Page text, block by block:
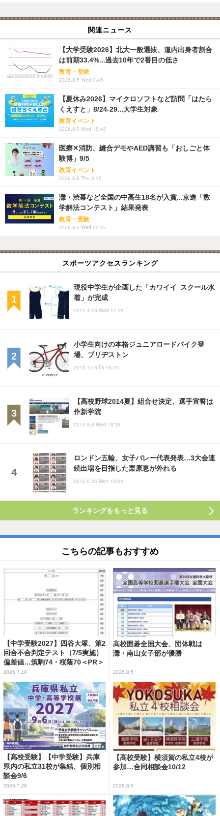
関連ニュース
【大学受験2026】北大一般選抜、道内出身者割合
は前期33.4%...過去10年で2番目の低さ
教育・受験
2026.8.5 Wed 0:45
【夏休み2026】マイクロソフトなど訪問「はたら
くえすと」8/24-29...大学生対象
教育イベント
2026.8.5 Wed 15:45
医療✕消防、縫合デモやAED講習も「おしごと体
験博」9/5
教育イベント
2026.8.6 Thu 0:15
灘・渋幕など全国の中高生18名が入賞...京進「数
学解法コンテスト」結果発表
教育・受験
2026.8.5 Wed 22:15
スポーツアクセスランキング
現役中学生が企画した「カワイイ スクール水
着」が完成
2014.4.16 Wed 11:05
小学生向けの本格ジュニアロードバイク登
場、ブリヂストン
2013.12.6 Fri 19:29
【高校野球2014夏】組合せ決定、選手宣誓は
作新学院
2014.8.6 Wed 18:38
ロンドン五輪、女子バレー代表発表…3大会連
続出場を目指した栗原恵が外れる
2012.6.25 Mon 19:22
ランキングをもっと見る
こちらの記事もおすすめ
【中学受験2027】四谷大塚、第2
回合不合判定テスト（7/5実施）
偏差値…筑駒74・桜蔭70＜PR＞
2026.7.10
高校囲碁全国大会、団体戦は
灘・南山女子部が優勝
2026.8.5
【高校受験】【中学受験】兵庫
県内の私立31校が集結、個別相
談会9/6
2026.7.28
【高校受験】横須賀の私立4校が
参加…合同相談会10/12
2026.8.5